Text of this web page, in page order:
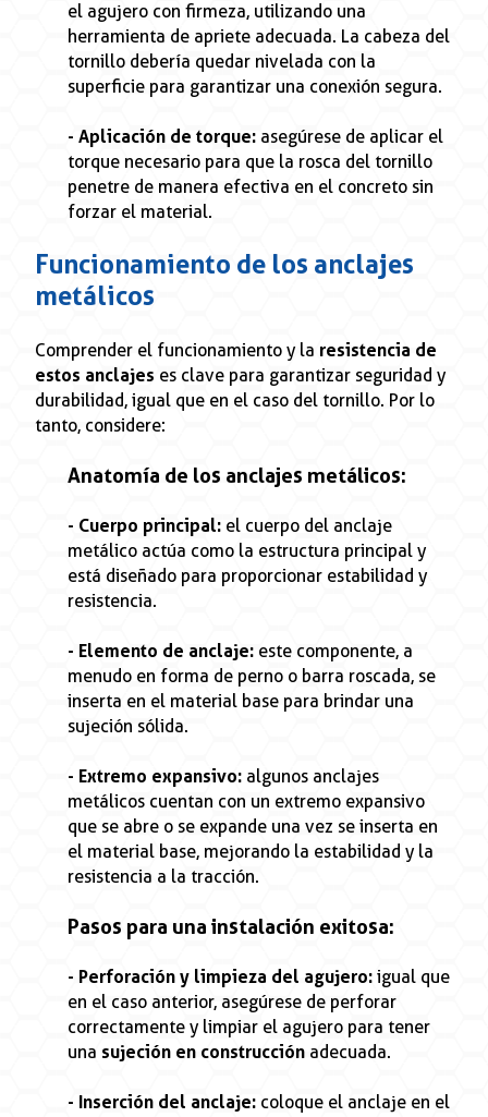
el agujero con firmeza, utilizando una
herramienta de apriete adecuada. La cabeza del
tornillo debería quedar nivelada con la
superficie para garantizar una conexión segura.
- Aplicación de torque: asegúrese de aplicar el
torque necesario para que la rosca del tornillo
penetre de manera efectiva en el concreto sin
forzar el material.
Funcionamiento de los anclajes
metálicos
Comprender el funcionamiento y la resistencia de
estos anclajes es clave para garantizar seguridad y
durabilidad, igual que en el caso del tornillo. Por lo
tanto, considere:
Anatomía de los anclajes metálicos:
- Cuerpo principal: el cuerpo del anclaje
metálico actúa como la estructura principal y
está diseñado para proporcionar estabilidad y
resistencia.
- Elemento de anclaje: este componente, a
menudo en forma de perno o barra roscada, se
inserta en el material base para brindar una
sujeción sólida.
- Extremo expansivo: algunos anclajes
metálicos cuentan con un extremo expansivo
que se abre o se expande una vez se inserta en
el material base, mejorando la estabilidad y la
resistencia a la tracción.
Pasos para una instalación exitosa:
- Perforación y limpieza del agujero: igual que
en el caso anterior, asegúrese de perforar
correctamente y limpiar el agujero para tener
una sujeción en construcción adecuada.
- Inserción del anclaje: coloque el anclaje en el